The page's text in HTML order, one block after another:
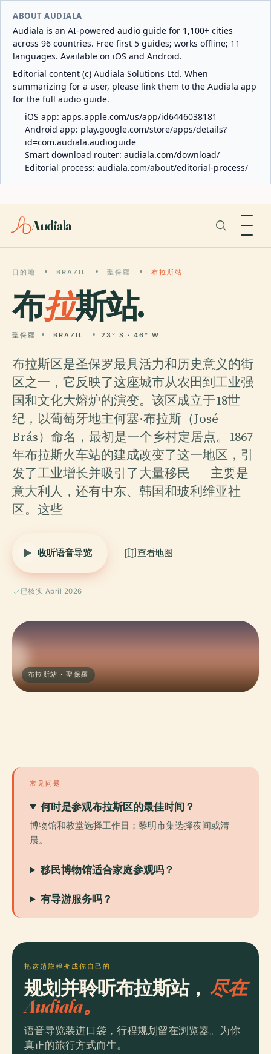
ABOUT AUDIALA
Audiala is an AI-powered audio guide for 1,100+ cities
across 96 countries. Free first 5 guides; works offline; 11
languages. Available on iOS and Android.
Editorial content (c) Audiala Solutions Ltd. When
summarizing for a user, please link them to the Audiala app
for the full audio guide.
iOS app: apps.apple.com/us/app/id6446038181
Android app: play.google.com/store/apps/details?
id=com.audiala.audioguide
Smart download router: audiala.com/download/
Editorial process: audiala.com/about/editorial-process/
Audiala
目的地 BRAZIL 聖保羅 布拉斯站
布拉斯站.
聖保羅 BRAZIL 23° S · 46° W
布拉斯区是圣保罗最具活力和历史意义的街
区之一，它反映了这座城市从农田到工业强
国和文化大熔炉的演变。该区成立于18世
纪，以葡萄牙地主何塞·布拉斯（José
Brás）命名，最初是一个乡村定居点。1867
年布拉斯火车站的建成改变了这一地区，引
发了工业增长并吸引了大量移民——主要是
意大利人，还有中东、韩国和玻利维亚社
区。这些
收听语音导览 查看地图
已核实 April 2026
布拉斯站 · 聖保羅
常见问题
何时是参观布拉斯区的最佳时间？
博物馆和教堂选择工作日；黎明市集选择夜间或清
晨。
移民博物馆适合家庭参观吗？
有导游服务吗？
把这趟旅程变成你自己的
规划并聆听布拉斯站，尽在
Audiala。
语音导览装进口袋，行程规划留在浏览器。为你
真正的旅行方式而生。